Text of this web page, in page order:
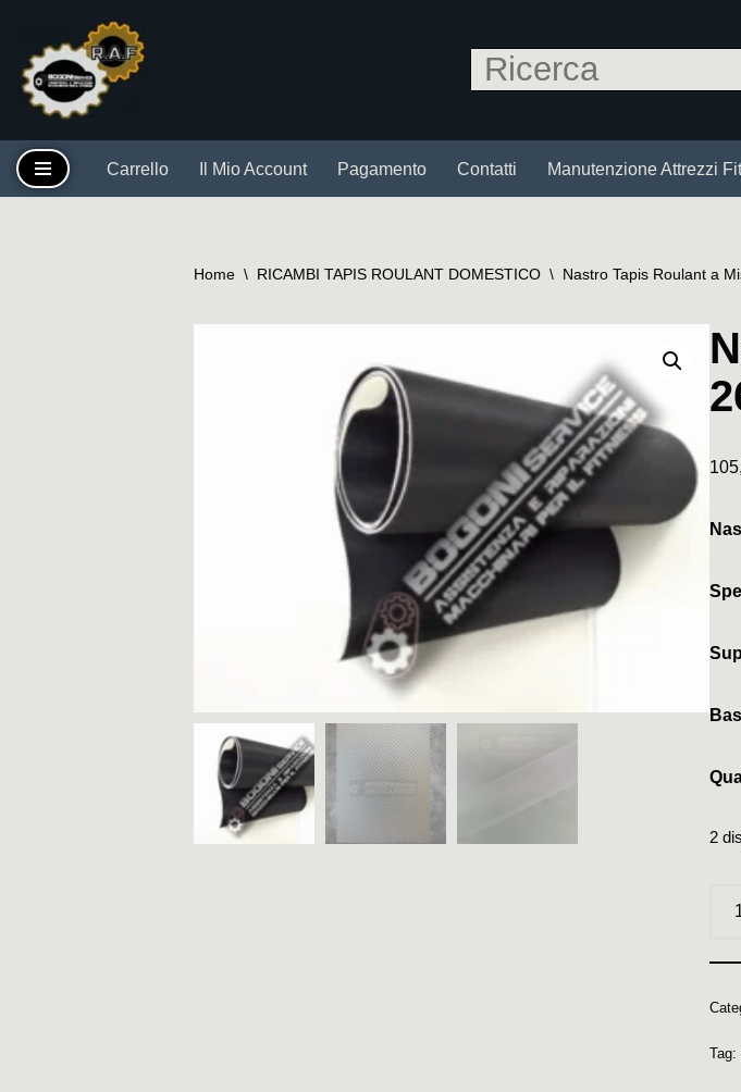
Vai
al
contenuto
Carrello Il Mio Account Pagamento Contatti Manutenzione Attrezzi
Home \ RICAMBI TAPIS ROULANT DOMESTICO \ Nastro Tapis Roulant a
2
Tag: